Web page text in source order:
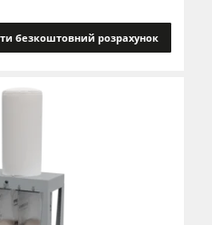
безкоштовний розрахунок